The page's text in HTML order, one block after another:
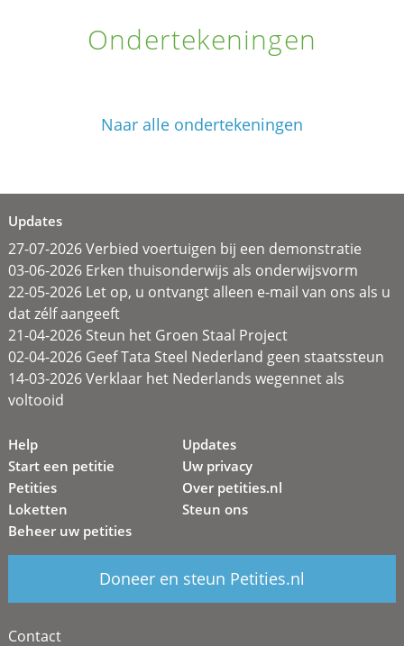
Ondertekeningen
Naar alle ondertekeningen
Updates
27-07-2026 Verbied voertuigen bij een demonstratie
03-06-2026 Erken thuisonderwijs als onderwijsvorm
22-05-2026 Let op, u ontvangt alleen e-mail van ons als u
dat zélf aangeeft
21-04-2026 Steun het Groen Staal Project
02-04-2026 Geef Tata Steel Nederland geen staatssteun
14-03-2026 Verklaar het Nederlands wegennet als
voltooid
Help
Start een petitie
Petities
Loketten
Beheer uw petities
Updates
Uw privacy
Over petities.nl
Steun ons
Doneer en steun Petities.nl
Contact